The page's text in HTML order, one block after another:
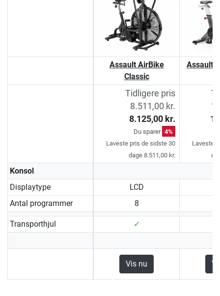
Assault AirBike
Classic
Assault
Tidligere pris
8.511,00 kr.
8.125,00 kr.
Du sparer 4%
Laveste pris de sidste 30
dage 8.511,00 kr.
Laveste
Konsol
Displaytype
LCD
Antal programmer
8
Transporthjul ✓
Vis nu